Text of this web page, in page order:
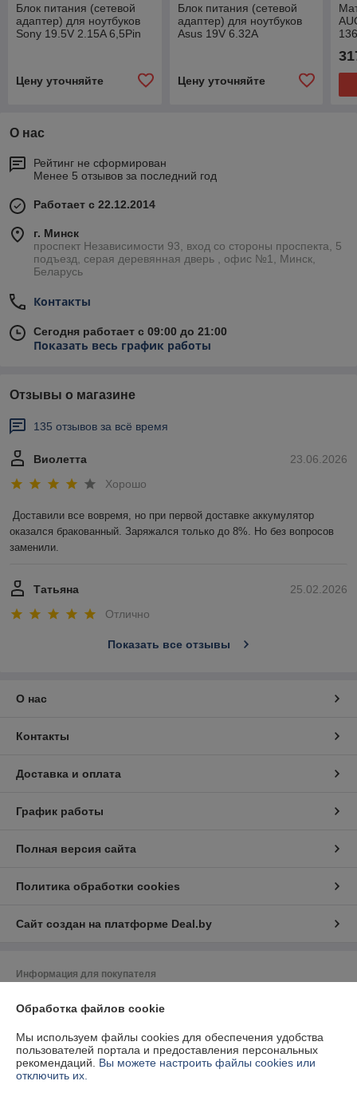
Блок питания (сетевой
адаптер) для ноутбуков
Sony 19.5V 2.15A 6,5Pin
Цену уточняйте
Блок питания (сетевой
адаптер) для ноутбуков
Asus 19V 6.32A
Цену уточняйте
О нас
Рейтинг не сформирован
Менее 5 отзывов за последний год
Работает с 22.12.2014
г. Минск
проспект Независимости 93, вход со стороны проспекта, 5
подъезд, серая деревянная дверь , офис №1, Минск,
Беларусь
Контакты
Сегодня работает с 09:00 до 21:00
Показать весь график работы
Отзывы о магазине
135 отзывов за всё время
23.06.2026
Виолетта
Хорошо
Доставили все вовремя, но при первой доставке аккумулятор
оказался бракованный. Заряжался только до 8%. Но без вопросов
заменили.
25.02.2026
Татьяна
Отлично
Показать все отзывы
О нас
Контакты
Доставка и оплата
График работы
Полная версия сайта
Политика обработки cookies
Сайт создан на платформе Deal.by
Информация для покупателя
220012. Республика Беларусь г.Минск, пр.Независимости, д.93,
Регистрационный номер ЕГР: 191757377
УНП: 191757377
Обработка файлов cookie
Мы используем файлы cookies для обеспечения удобства
пользователей портала и предоставления персональных
рекомендаций. Вы можете настроить файлы cookies или
отключить их.